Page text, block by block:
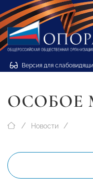
Версия для
ОСОБОЕ
Новости